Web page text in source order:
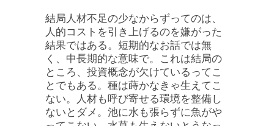
結局人材不足の少なからずってのは、
人的コストを引き上げるのを嫌がった
結果ではある。短期的なお話では無
く、中長期的な意味で。これは結局の
ところ、投資概念が欠けているってこ
とでもある。種は蒔かなきゃ生えてこ
ない。人材も呼び寄せる環境を整備し
ないとダメ。池に水も張らずに魚がや